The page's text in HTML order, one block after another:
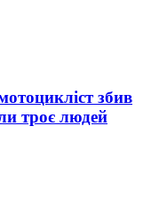
збив
троє людей